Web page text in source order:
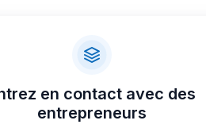
en contact avec des
entrepreneurs